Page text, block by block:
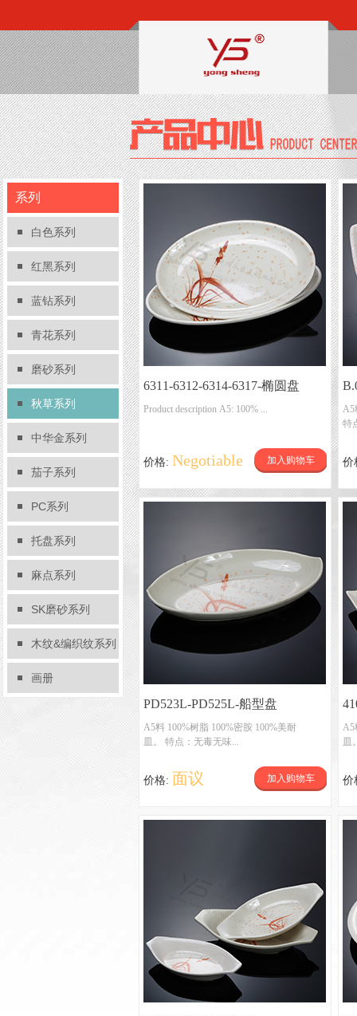
系列
白色系列
红黑系列
蓝钻系列
青花系列
磨砂系列
秋草系列
中华金系列
茄子系列
PC系列
托盘系列
麻点系列
SK磨砂系列
木纹&编织纹系列
画册
6311-6312-6314-6317-椭圆盘
Product description A5: 100% ...
价格: Negotiable 加入购物车
A5
特
PD523L-PD525L-船型盘
A5料 100%树脂 100%密胺 100%美耐
皿。 特点：无毒无味...
价格: 面议 加入购物车
A5
皿